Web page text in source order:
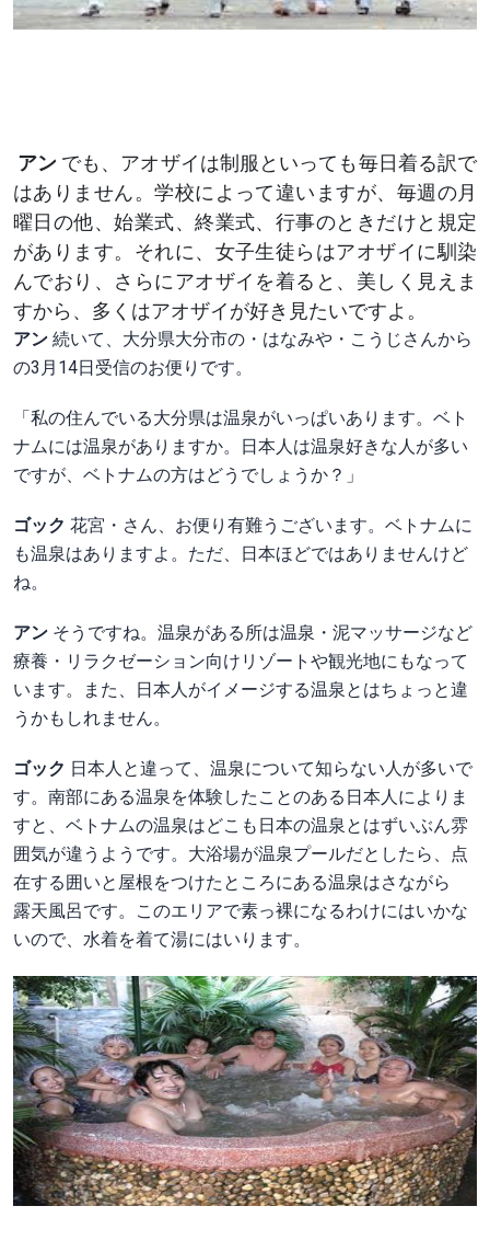
アン でも、アオザイは制服といっても毎日着る訳で
はありません。学校によって違いますが、毎週の月
曜日の他、始業式、終業式、行事のときだけと規定
があります。それに、女子生徒らはアオザイに馴染
んでおり、さらにアオザイを着ると、美しく見えま
すから、多くはアオザイが好き見たいですよ。
アン 続いて、大分県大分市の・はなみや・こうじさんから
の3月14日受信のお便りです。
「私の住んでいる大分県は温泉がいっぱいあります。ベト
ナムには温泉がありますか。日本人は温泉好きな人が多い
ですが、ベトナムの方はどうでしょうか？」
ゴック 花宮・さん、お便り有難うございます。ベトナムに
も温泉はありますよ。ただ、日本ほどではありませんけど
ね。
アン そうですね。温泉がある所は温泉・泥マッサージなど
療養・リラクゼーション向けリゾートや観光地にもなって
います。また、日本人がイメージする温泉とはちょっと違
うかもしれません。
ゴック 日本人と違って、温泉について知らない人が多いで
す。南部にある温泉を体験したことのある日本人によりま
すと、ベトナムの温泉はどこも日本の温泉とはずいぶん雰
囲気が違うようです。 大浴場が温泉プールだとしたら、点
在する囲いと 屋根をつけたところにある温泉はさながら
露天風呂です。このエリアで素っ裸になるわけにはいかな
いので、水着を着て湯にはいります。